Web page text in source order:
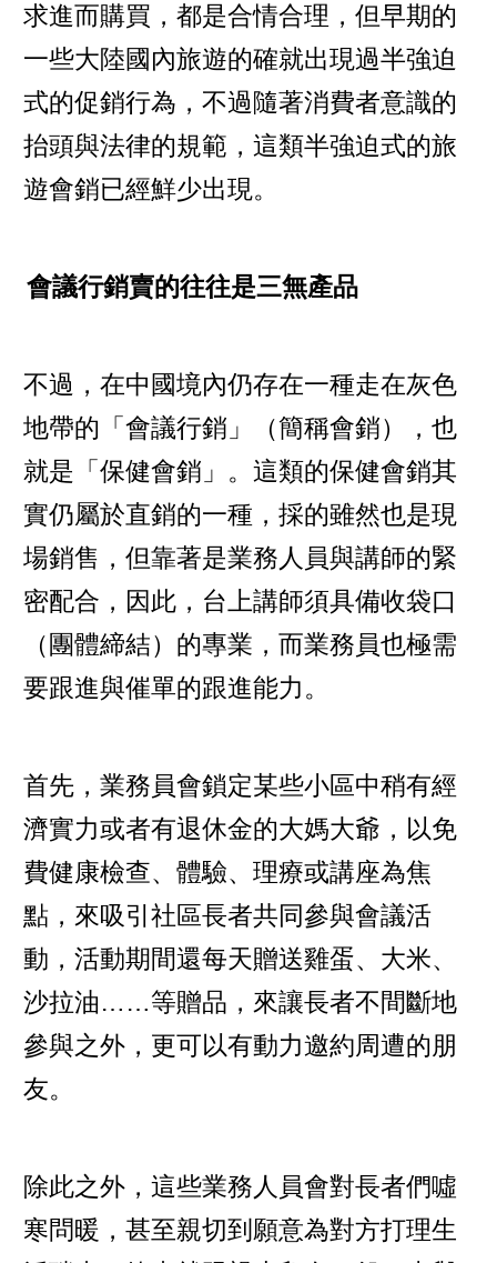
求進而購買，都是合情合理，但早期的
一些大陸國內旅遊的確就出現過半強迫
式的促銷行為，不過隨著消費者意識的
抬頭與法律的規範，這類半強迫式的旅
遊會銷已經鮮少出現。
會議行銷賣的往往是三無產品
不過，在中國境內仍存在一種走在灰色
地帶的「會議行銷」（簡稱會銷），也
就是「保健會銷」。這類的保健會銷其
實仍屬於直銷的一種，採的雖然也是現
場銷售，但靠著是業務人員與講師的緊
密配合，因此，台上講師須具備收袋口
（團體締結）的專業，而業務員也極需
要跟進與催單的跟進能力。
首先，業務員會鎖定某些小區中稍有經
濟實力或者有退休金的大媽大爺，以免
費健康檢查、體驗、理療或講座為焦
點，來吸引社區長者共同參與會議活
動，活動期間還每天贈送雞蛋、大米、
沙拉油……等贈品，來讓長者不間斷地
參與之外，更可以有動力邀約周遭的朋
友。
除此之外，這些業務人員會對長者們噓
寒問暖，甚至親切到願意為對方打理生